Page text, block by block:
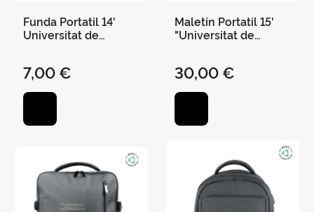
Funda Portatil 14'
Universitat de
7,00 €
Maletín Portatil 15'
"Universitat de
30,00 €